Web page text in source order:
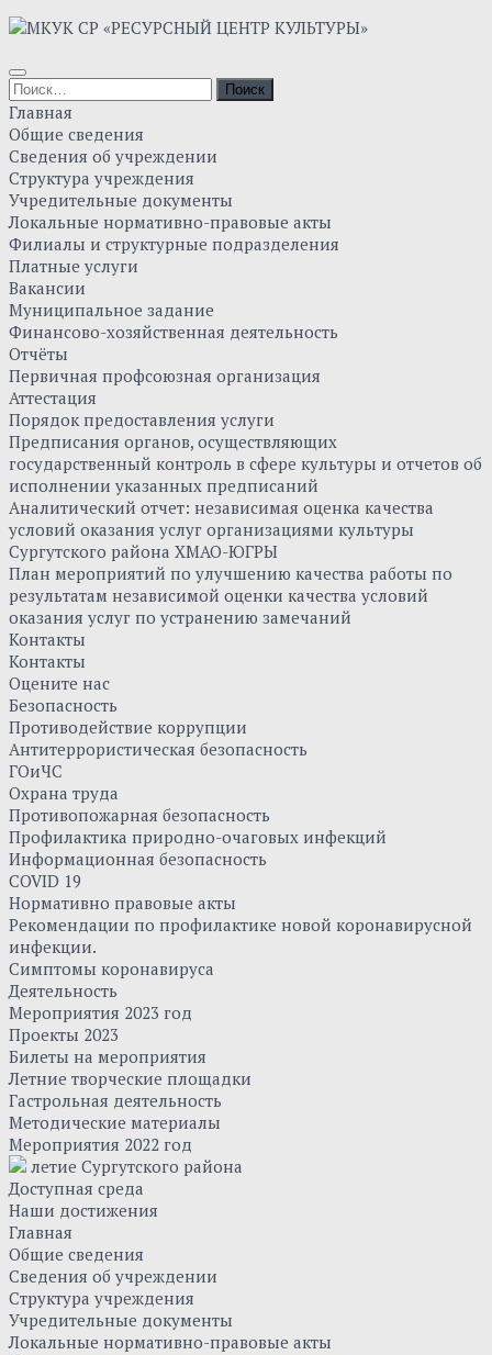
Skip
content
Найти:
Главная
Общие сведения
Сведения об учреждении
Структура учреждения
Учредительные документы
Локальные нормативно-правовые акты
Филиалы и структурные подразделения
Платные услуги
Вакансии
Муниципальное задание
Финансово-хозяйственная деятельность
Отчёты
Первичная профсоюзная организация
Аттестация
Порядок предоставления услуги
Предписания органов, осуществляющих
государственный контроль в сфере культуры и отчетов об
исполнении указанных предписаний
Аналитический отчет: независимая оценка качества
условий оказания услуг организациями культуры
Сургутского района ХМАО-ЮГРЫ
План мероприятий по улучшению качества работы по
результатам независимой оценки качества условий
оказания услуг по устранению замечаний
Контакты
Контакты
Оцените нас
Безопасность
Противодействие коррупции
Антитеррористическая безопасность
ГОиЧС
Охрана труда
Противопожарная безопасность
Профилактика природно-очаговых инфекций
Информационная безопасность
COVID 19
Нормативно правовые акты
Рекомендации по профилактике новой коронавирусной
инфекции.
Симптомы коронавируса
Деятельность
Мероприятия 2023 год
Проекты 2023
Билеты на мероприятия
Летние творческие площадки
Гастрольная деятельность
Методические материалы
Мероприятия 2022 год
летие Сургутского района
Доступная среда
Наши достижения
Главная
Общие сведения
Сведения об учреждении
Структура учреждения
Учредительные документы
Локальные нормативно-правовые акты